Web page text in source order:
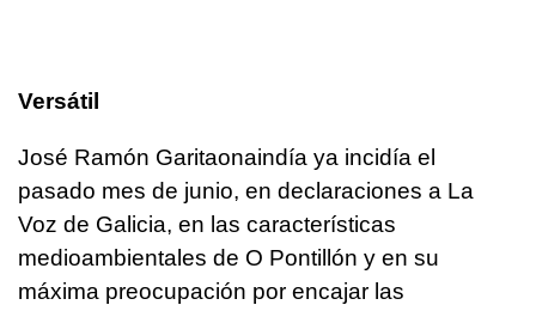
Versátil
José Ramón Garitaonaindía ya incidía el
pasado mes de junio, en declaraciones a La
Voz de Galicia, en las características
medioambientales de O Pontillón y en su
máxima preocupación por encajar las